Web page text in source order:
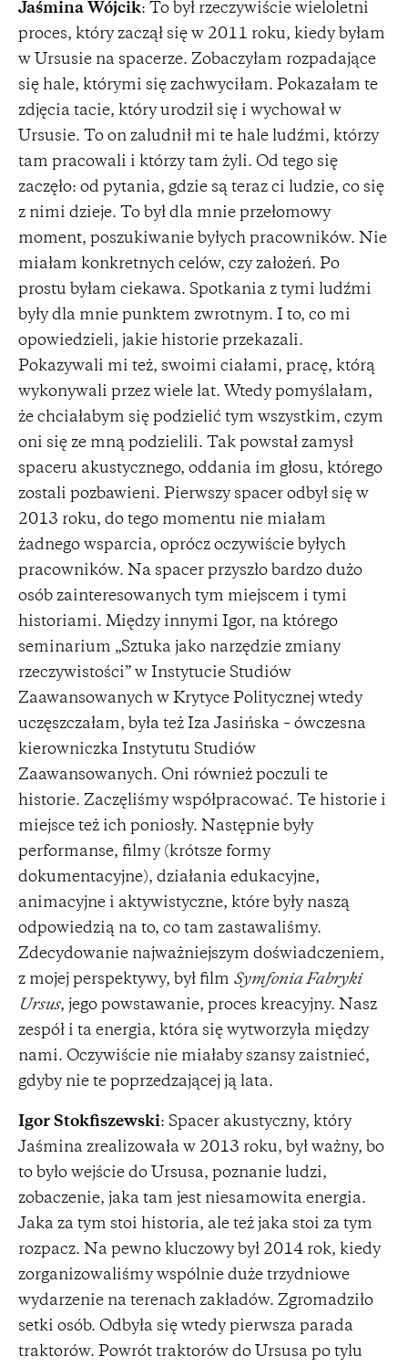
Jaśmina Wójcik: To był rzeczywiście wieloletni
proces, który zaczął się w 2011 roku, kiedy byłam
w Ursusie na spacerze. Zobaczyłam rozpadające
się hale, którymi się zachwyciłam. Pokazałam te
zdjęcia tacie, który urodził się i wychował w
Ursusie. To on zaludnił mi te hale ludźmi, którzy
tam pracowali i którzy tam żyli. Od tego się
zaczęło: od pytania, gdzie są teraz ci ludzie, co się
z nimi dzieje. To był dla mnie przełomowy
moment, poszukiwanie byłych pracowników. Nie
miałam konkretnych celów, czy założeń. Po
prostu byłam ciekawa. Spotkania z tymi ludźmi
były dla mnie punktem zwrotnym. I to, co mi
opowiedzieli, jakie historie przekazali.
Pokazywali mi też, swoimi ciałami, pracę, którą
wykonywali przez wiele lat. Wtedy pomyślałam,
że chciałabym się podzielić tym wszystkim, czym
oni się ze mną podzielili. Tak powstał zamysł
spaceru akustycznego, oddania im głosu, którego
zostali pozbawieni. Pierwszy spacer odbył się w
2013 roku, do tego momentu nie miałam
żadnego wsparcia, oprócz oczywiście byłych
pracowników. Na spacer przyszło bardzo dużo
osób zainteresowanych tym miejscem i tymi
historiami. Między innymi Igor, na którego
seminarium „Sztuka jako narzędzie zmiany
rzeczywistości” w Instytucie Studiów
Zaawansowanych w Krytyce Politycznej wtedy
uczęszczałam, była też Iza Jasińska – ówczesna
kierowniczka Instytutu Studiów
Zaawansowanych. Oni również poczuli te
historie. Zaczęliśmy współpracować. Te historie i
miejsce też ich poniosły. Następnie były
performanse, filmy (krótsze formy
dokumentacyjne), działania edukacyjne,
animacyjne i aktywistyczne, które były naszą
odpowiedzią na to, co tam zastawaliśmy.
Zdecydowanie najważniejszym doświadczeniem,
z mojej perspektywy, był film Symfonia Fabryki
Ursus, jego powstawanie, proces kreacyjny. Nasz
zespół i ta energia, która się wytworzyła między
nami. Oczywiście nie miałaby szansy zaistnieć,
gdyby nie te poprzedzającej ją lata.
Igor Stokfiszewski: Spacer akustyczny, który
Jaśmina zrealizowała w 2013 roku, był ważny, bo
to było wejście do Ursusa, poznanie ludzi,
zobaczenie, jaka tam jest niesamowita energia.
Jaka za tym stoi historia, ale też jaka stoi za tym
rozpacz. Na pewno kluczowy był 2014 rok, kiedy
zorganizowaliśmy wspólnie duże trzydniowe
wydarzenie na terenach zakładów. Zgromadziło
setki osób. Odbyła się wtedy pierwsza parada
traktorów. Powrót traktorów do Ursusa po tylu